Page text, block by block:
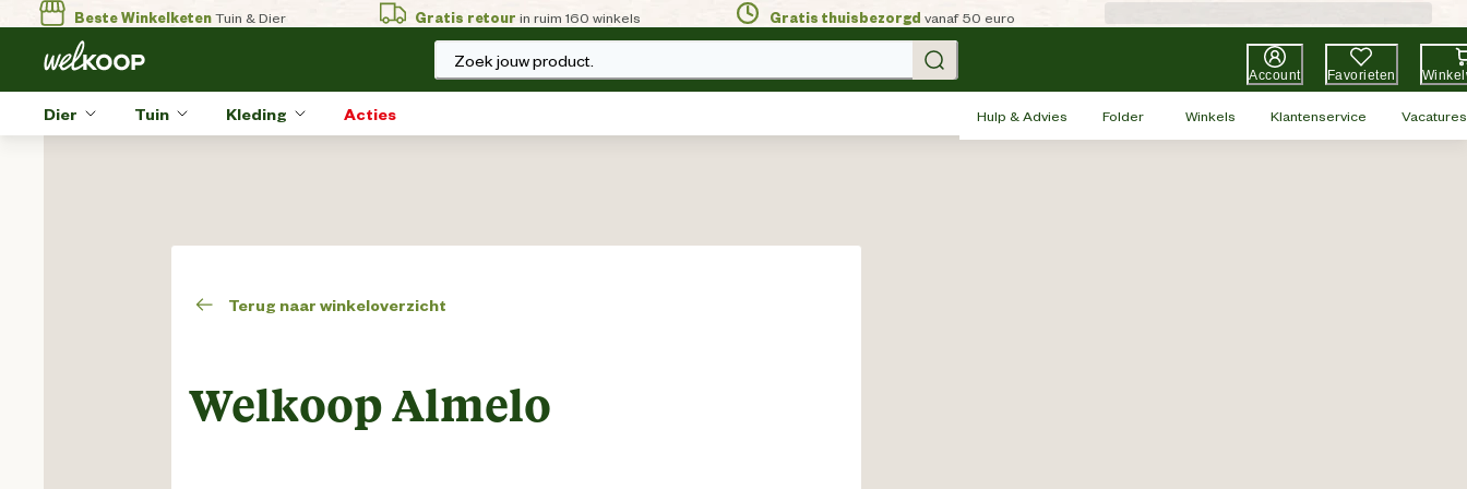
Beste WinkelketenTuin & Dier Gratis retour in ruim 160 winkels Gratis thuisbezorgd vanaf 50 euro
Zoek jouw product.
Account Favorieten
Dier Tuin Kleding Acties Hulp & Advies Folder Winkels Klantenservice Vacatures
Terug naar winkeloverzicht
Welkoop Almelo